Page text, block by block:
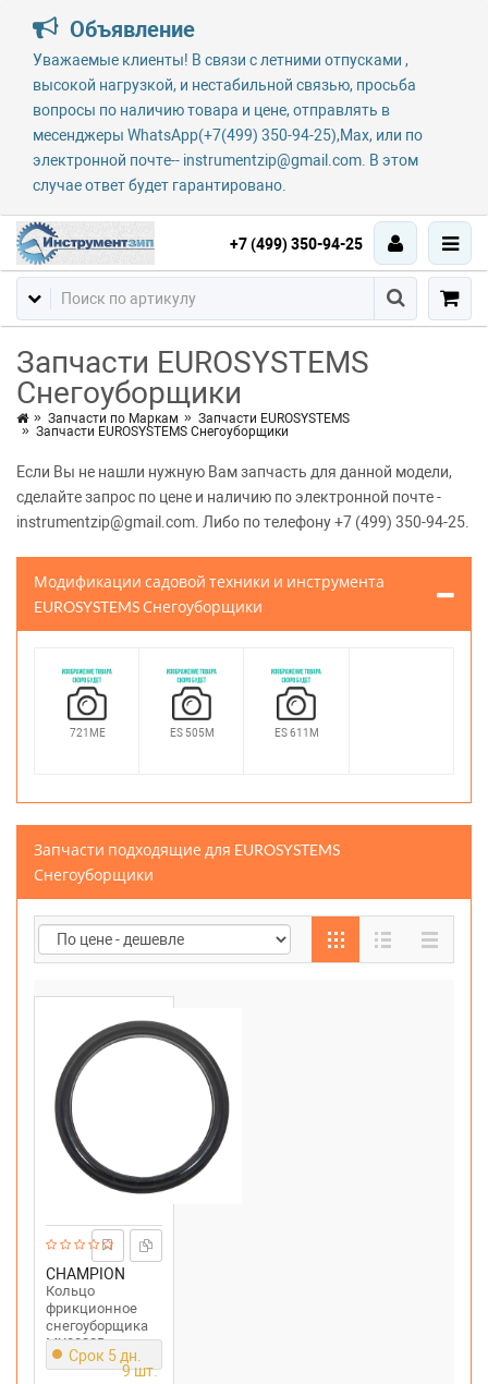
Объявление
Уважаемые клиенты! В связи с летними отпусками ,
высокой нагрузкой, и нестабильной связью, просьба
вопросы по наличию товара и цене, отправлять в
месенджеры WhatsApp(+7(499) 350-94-25),Max, или по
электронной почте-- instrumentzip@gmail.com. В этом
случае ответ будет гарантировано.
+7 (499) 350-94-25
Запчасти EUROSYSTEMS
Снегоуборщики
Запчасти по Маркам
Запчасти EUROSYSTEMS
Запчасти EUROSYSTEMS Снегоуборщики
Если Вы не нашли нужную Вам запчасть для данной модели,
сделайте запрос по цене и наличию по электронной почте -
instrumentzip@gmail.com. Либо по телефону +7 (499) 350-94-25.
Модификации садовой техники и инструмента
EUROSYSTEMS Снегоуборщики
721ME ES 505M ES 611M
Запчасти подходящие для EUROSYSTEMS
Снегоуборщики
CHAMPION
Кольцо
фрикционное
снегоуборщика
MX8022B
MasterYard,
Срок 5 дн.
9 шт.